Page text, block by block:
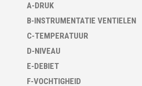
A-DRUK
B-INSTRUMENTATIE VENTIELEN
C-TEMPERATUUR
D-NIVEAU
E-DEBIET
F-VOCHTIGHEID